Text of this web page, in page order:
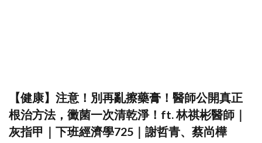
【健康】注意！別再亂擦藥膏！醫師公開真正
根治方法，黴菌一次清乾淨！ft. 林祺彬醫師｜
灰指甲｜下班經濟學725｜謝哲青、蔡尚樺